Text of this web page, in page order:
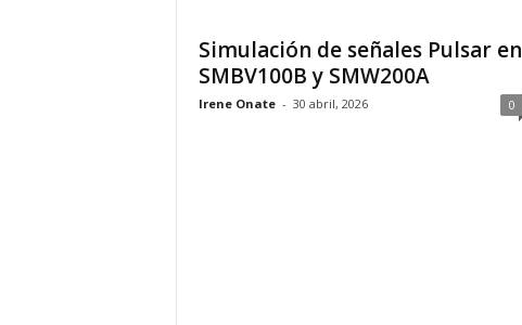
Simulación de señales Pulsar en
SMBV100B y SMW200A
Irene Onate - 30 abril, 2026 0